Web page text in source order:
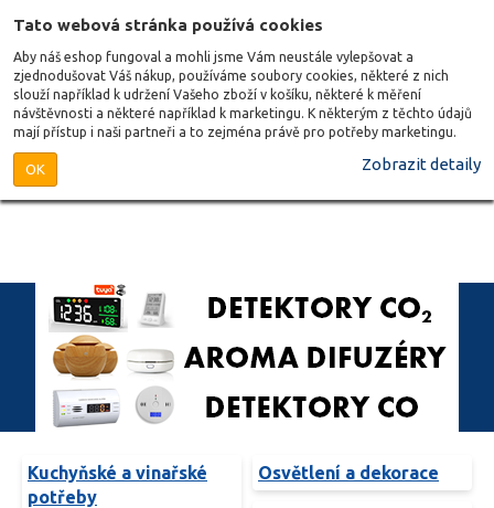
Tato webová stránka používá cookies
Aby náš eshop fungoval a mohli jsme Vám neustále vylepšovat a
zjednodušovat Váš nákup, používáme soubory cookies, některé z nich
slouží například k udržení Vašeho zboží v košíku, některé k měření
návštěvnosti a některé například k marketingu. K některým z těchto údajů
mají přístup i naši partneři a to zejména právě pro potřeby marketingu.
OK Zobrazit detaily
Kuchyňské a vinařské
potřeby
Osvětlení a dekorace